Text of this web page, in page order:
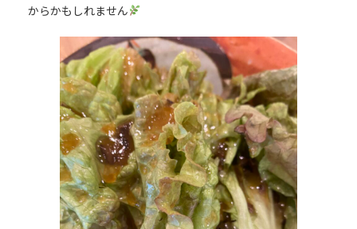
からかもしれません